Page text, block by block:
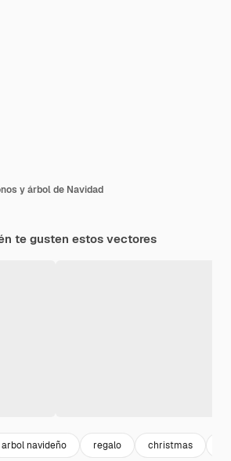
y árbol de Navidad
te gusten estos vectores
arbol navideño regalo christmas